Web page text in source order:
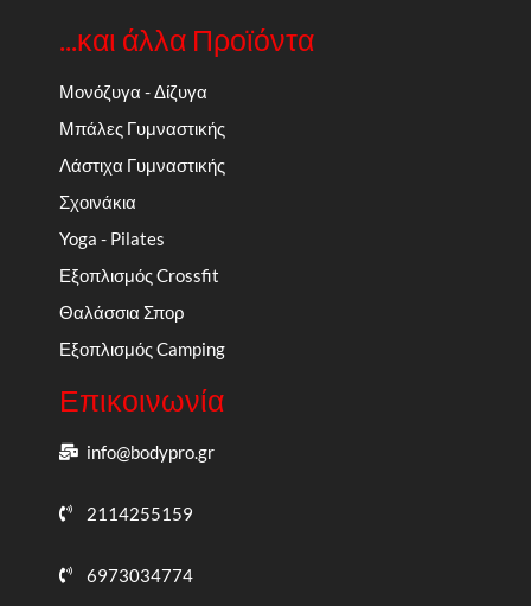
...και άλλα Προϊόντα
Μονόζυγα - Δίζυγα
Μπάλες Γυμναστικής
Λάστιχα Γυμναστικής
Σχοινάκια
Yoga - Pilates
Εξοπλισμός Crossfit
Θαλάσσια Σπορ
Εξοπλισμός Camping
Επικοινωνία
info@bodypro.gr
2114255159
6973034774